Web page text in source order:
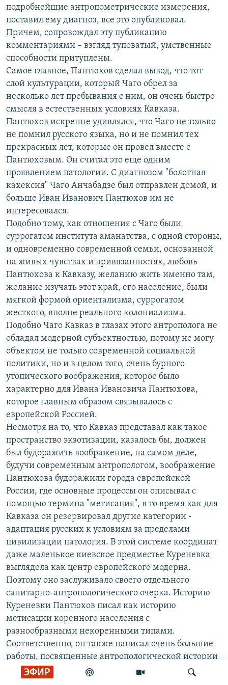
ЭФИР
подробнейшие антропометрические измерения,
поставил ему диагноз, все это опубликовал.
Причем, сопровождал эту публикацию
комментариями – взгляд туповатый, умственные
способности притуплены.
Самое главное, Пантюхов сделал вывод, что тот
слой культурации, который Чаго обрел за
несколько лет пребывания с ним, он очень быстро
смысля в естественных условиях Кавказа.
Пантюхов искренне удивлялся, что Чаго не только
не помнил русского языка, но и не помнил тех
прекрасных лет, которые он провел вместе с
Пантюховым. Он считал это еще одним
проявлением патологии. С диагнозом "болотная
кахексия" Чаго Анчабадзе был отправлен домой, и
больше Иван Иванович Пантюхов им не
интересовался.
Подобно тому, как отношения с Чаго были
суррогатом института аманатства, с одной стороны,
и одновременно современной семьи, основанной
на живых чувствах и привязанностях, любовь
Пантюхова к Кавказу, желанию жить именно там,
желание изучать этот край, его население, были
мягкой формой ориентализма, суррогатом
жесткого, вполне реального колониализма.
Подобно Чаго Кавказ в глазах этого антрополога не
обладал модерной субъектностью, потому не могу
объектом не только современной социальной
политики, но и в целом того, очень бурного
утопического воображения, которое было
характерно для Ивана Ивановича Пантюхова,
которое главным образом связывалось с
европейской Россией.
Несмотря на то, что Кавказ представал как такое
пространство экзотизации, казалось бы, должен
был будоражить воображение, на самом деле,
будучи современным антропологом, воображение
Пантюхова будоражили города европейской
России, где основные процессы он описывал с
помощью термина "метисация", в то время как для
Кавказа он резервировал другие категории -
адаптация русских к условиям за пределами
цивилизации патология. В этой системе координат
даже маленькое киевское предместье Куреневка
выглядела как центр европейского модерна.
Поэтому оно заслуживало своего отдельного
санитарно-антропологического очерка. Историю
Куреневки Пантюхов писал как историю
метисации коренного населения с
разнообразными некоренными типами.
Соответственно, он также написал очень большие
работы, посвященные антропологической истории
Киева и Одессы.